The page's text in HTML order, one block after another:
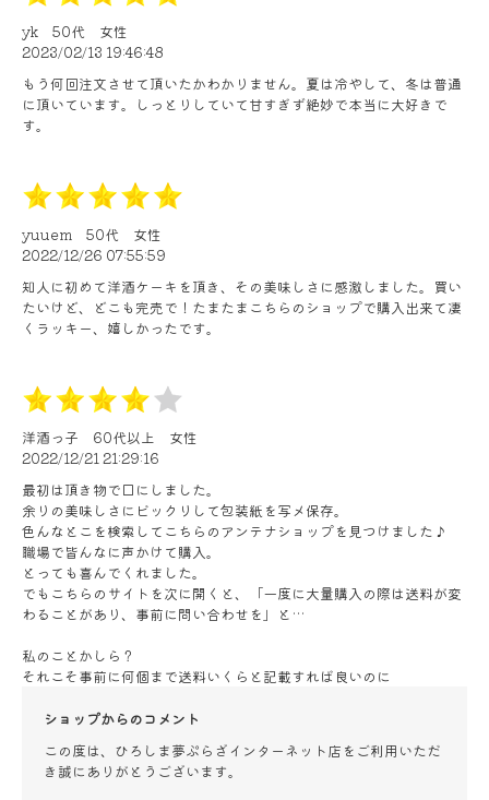
yk 50代
女性
2023/02/13 19:46:48
もう何回注文させて頂いたかわかりません。夏は冷やして、冬は普通
に頂いています。しっとりしていて甘すぎず絶妙で本当に大好きで
す。
yuuem 50代
女性
2022/12/26 07:55:59
知人に初めて洋酒ケーキを頂き、その美味しさに感激しました。買い
たいけど、どこも完売で！たまたまこちらのショップで購入出来て凄
くラッキー、嬉しかったです。
洋酒っ子 60代以上
女性
2022/12/21 21:29:16
最初は頂き物で口にしました。
余りの美味しさにビックリして包装紙を写メ保存。
色んなとこを検索してこちらのアンテナショップを見つけました♪
職場で皆んなに声かけて購入。
とっても喜んでくれました。
でもこちらのサイトを次に開くと、「一度に大量購入の際は送料が変
わることがあり、事前に問い合わせを」と…
私のことかしら？
それこそ事前に何個まで送料いくらと記載すれば良いのに
ショップからのコメント
この度は、ひろしま夢ぷらざインターネット店をご利用いただ
き誠にありがとうございます。